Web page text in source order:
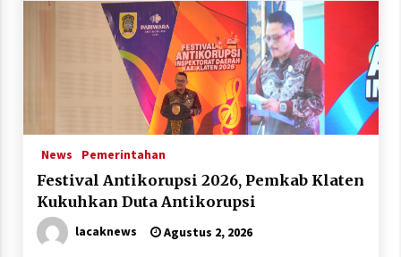
News Pemerintahan
Festival Antikorupsi 2026, Pemkab Klaten
Kukuhkan Duta Antikorupsi
lacaknews Agustus 2, 2026